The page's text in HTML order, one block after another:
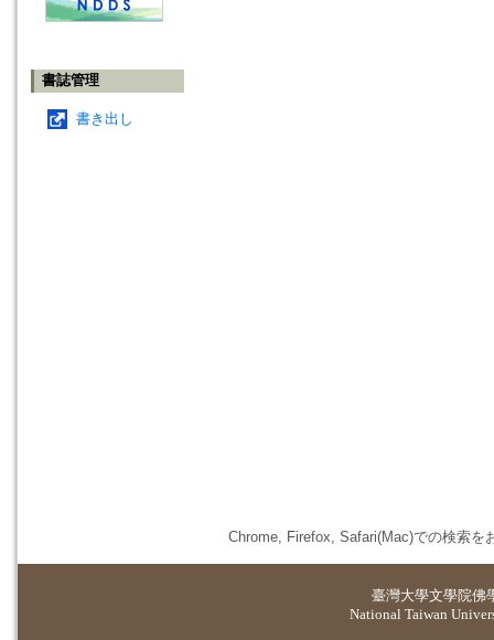
書誌管理
書き出し
Chrome, Firefox, Safari(Mac)での検索を
臺灣大學文學院佛
National Taiwan